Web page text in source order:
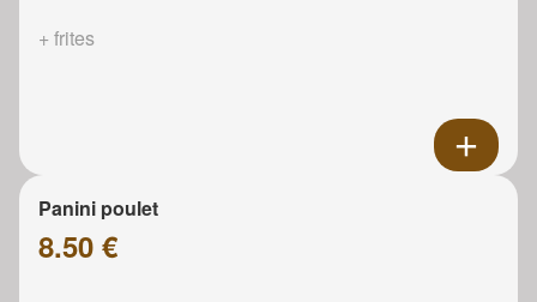
+ frites
Panini poulet
8.50 €